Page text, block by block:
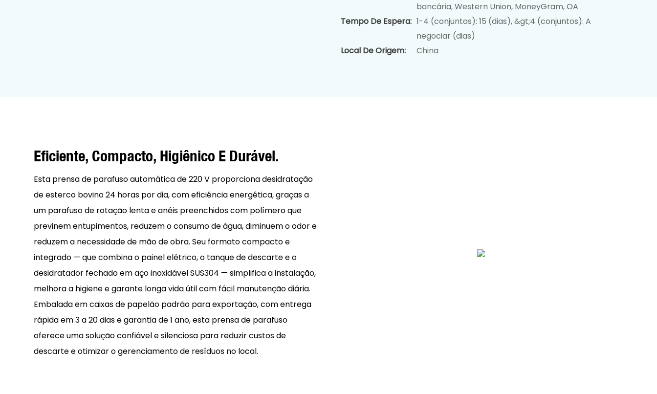
bancária, Western Union, MoneyGram, OA
Tempo De Espera: 1-4 (conjuntos): 15 (dias), &gt;4 (conjuntos): A
negociar (dias)
Local De Origem:
China
Eficiente, Compacto, Higiênico E Durável.
Esta prensa de parafuso automática de 220 V proporciona desidratação
de esterco bovino 24 horas por dia, com eficiência energética, graças a
um parafuso de rotação lenta e anéis preenchidos com polímero que
previnem entupimentos, reduzem o consumo de água, diminuem o odor e
reduzem a necessidade de mão de obra. Seu formato compacto e
integrado — que combina o painel elétrico, o tanque de descarte e o
desidratador fechado em aço inoxidável SUS304 — simplifica a instalação,
melhora a higiene e garante longa vida útil com fácil manutenção diária.
Embalada em caixas de papelão padrão para exportação, com entrega
rápida em 3 a 20 dias e garantia de 1 ano, esta prensa de parafuso
oferece uma solução confiável e silenciosa para reduzir custos de
descarte e otimizar o gerenciamento de resíduos no local.